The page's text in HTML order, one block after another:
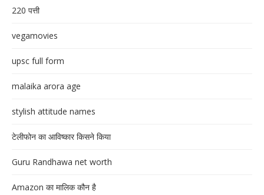
220 पत्ती
vegamovies
upsc full form
malaika arora age
stylish attitude names
टेलीफोन का आविष्कार किसने किया
Guru Randhawa net worth
Amazon का मालिक कौन है